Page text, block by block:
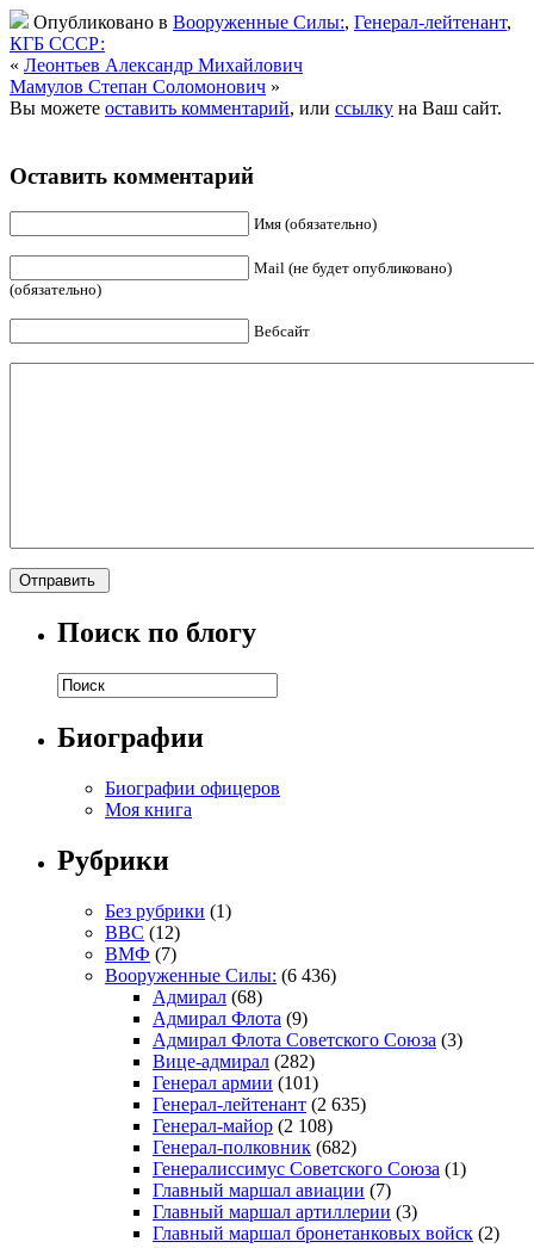
Опубликовано в Вооруженные Силы:, Генерал-лейтенант,
КГБ СССР:
« Леонтьев Александр Михайлович
Мамулов Степан Соломонович »
Вы можете оставить комментарий, или ссылку на Ваш сайт.
Оставить комментарий
Имя (обязательно)
Mail (не будет опубликовано)
(обязательно)
Вебсайт
Поиск по блогу
Биографии
Биографии офицеров
Моя книга
Рубрики
Без рубрики (1)
ВВС (12)
ВМФ (7)
Вооруженные Силы: (6 436)
Адмирал (68)
Адмирал Флота (9)
Адмирал Флота Советского Союза (3)
Вице-адмирал (282)
Генерал армии (101)
Генерал-лейтенант (2 635)
Генерал-майор (2 108)
Генерал-полковник (682)
Генералиссимус Советского Союза (1)
Главный маршал авиации (7)
Главный маршал артиллерии (3)
Главный маршал бронетанковых войск (2)